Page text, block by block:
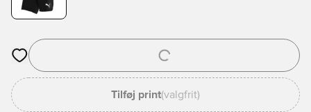
Åbner en Modal til at logge ind eller tilmelde dig som medlem
Tilføj print(valgfrit)